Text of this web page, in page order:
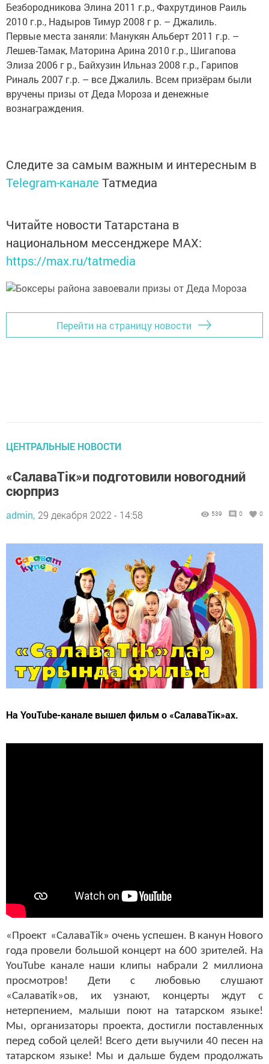
Безбородникова Элина 2011 г.р., Фахрутдинов Раиль
2010 г.р., Надыров Тимур 2008 г р. – Джалиль.
Первые места заняли: Манукян Альберт 2011 г.р. –
Лешев-Тамак, Маторина Арина 2010 г.р., Шигапова
Элиза 2006 г р., Байхузин Ильназ 2008 г.р., Гарипов
Риналь 2007 г.р. – все Джалиль. Всем призёрам были
вручены призы от Деда Мороза и денежные
вознаграждения.
Следите за самым важным и интересным в
Telegram-канале Татмедиа
Читайте новости Татарстана в
национальном мессенджере MАХ:
https://max.ru/tatmedia
Перейти на страницу новости
ЦЕНТРАЛЬНЫЕ НОВОСТИ
«СалаваTiк»и подготовили новогодний
сюрприз
admin, 29 декабря 2022 - 14:58 539 0 0
На YouTube-канале вышел фильм о «СалаваTік»ах.
«Проект «СалаваTik» очень успешен. В канун Нового
года провели большой концерт на 600 зрителей. На
YouTube канале наши клипы набрали 2 миллиона
просмотров! Дети с любовью слушают
«Салаватіk»ов, их узнают, концерты ждут с
нетерпением, малыши поют на татарском языке!
Мы, организаторы проекта, достигли поставленных
перед собой целей! Всего дети выучили 40 песен на
татарском языке! Мы и дальше будем продолжать